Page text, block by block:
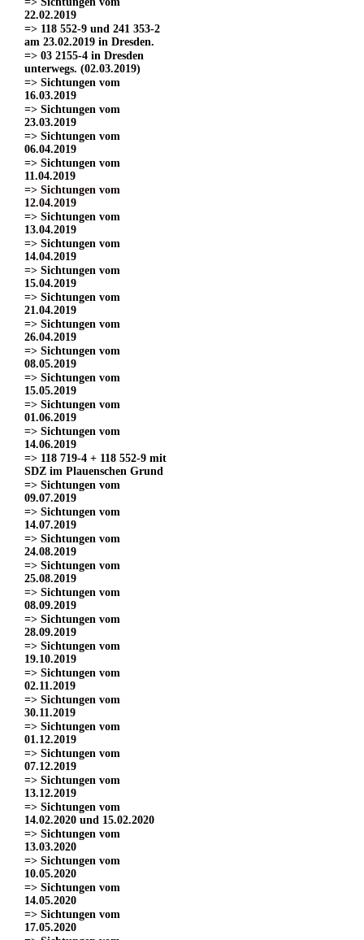
22.02.2019
=> 118 552-9 und 241 353-2
am 23.02.2019 in Dresden.
=> 03 2155-4 in Dresden
unterwegs. (02.03.2019)
=> Sichtungen vom
16.03.2019
=> Sichtungen vom
23.03.2019
=> Sichtungen vom
06.04.2019
=> Sichtungen vom
11.04.2019
=> Sichtungen vom
12.04.2019
=> Sichtungen vom
13.04.2019
=> Sichtungen vom
14.04.2019
=> Sichtungen vom
15.04.2019
=> Sichtungen vom
21.04.2019
=> Sichtungen vom
26.04.2019
=> Sichtungen vom
08.05.2019
=> Sichtungen vom
15.05.2019
=> Sichtungen vom
01.06.2019
=> Sichtungen vom
14.06.2019
=> 118 719-4 + 118 552-9 mit
SDZ im Plauenschen Grund
=> Sichtungen vom
09.07.2019
=> Sichtungen vom
14.07.2019
=> Sichtungen vom
24.08.2019
=> Sichtungen vom
25.08.2019
=> Sichtungen vom
08.09.2019
=> Sichtungen vom
28.09.2019
=> Sichtungen vom
19.10.2019
=> Sichtungen vom
02.11.2019
=> Sichtungen vom
30.11.2019
=> Sichtungen vom
01.12.2019
=> Sichtungen vom
07.12.2019
=> Sichtungen vom
13.12.2019
=> Sichtungen vom
14.02.2020 und 15.02.2020
=> Sichtungen vom
13.03.2020
=> Sichtungen vom
10.05.2020
=> Sichtungen vom
14.05.2020
=> Sichtungen vom
17.05.2020